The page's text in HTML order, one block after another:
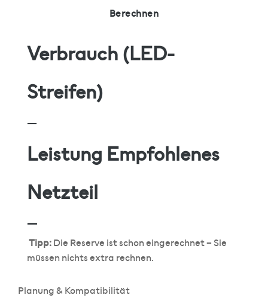
Berechnen
Verbrauch (LED-
Streifen)
—
Leistung Empfohlenes
Netzteil
—
Tipp:Die Reserve ist schon eingerechnet – Sie
müssen nichts extra rechnen.
Planung & Kompatibilität